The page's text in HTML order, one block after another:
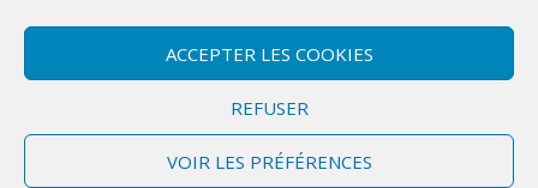
ACCEPTER LES COOKIES
REFUSER
VOIR LES PRÉFÉRENCES
Politique de confidentialité (UE)
Copyright © 2026 Marly-la-Ville Site conçu et développé par l'Union des